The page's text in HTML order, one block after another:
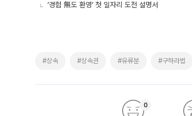
‘경험 無도 환영’ 첫 일자리 도전 설명서
#상속 #상속권 #유류분 #구하라법
0